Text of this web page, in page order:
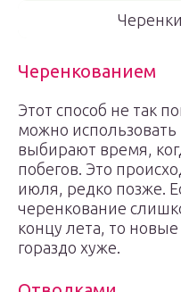
Черенкованием
Этот способ не так
можно использовать
выбирают время,
побегов. Это
июля, редко позже.
черенкование
концу лета, то
гораздо хуже.